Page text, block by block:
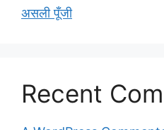
असली पूँजी
Recent